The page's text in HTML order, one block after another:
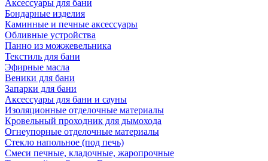
Аксессуары для бани
Бондарные изделия
Каминные и печные аксессуары
Обливные устройства
Панно из можжевельника
Текстиль для бани
Эфирные масла
Веники для бани
Запарки для бани
Аксессуары для бани и сауны
Изоляционные отделочные материалы
Кровельный проходник для дымохода
Огнеупорные отделочные материалы
Стекло напольное (под печь)
Смеси печные, кладочные, жаропрочные